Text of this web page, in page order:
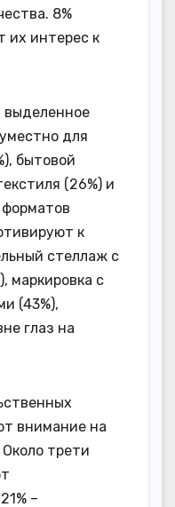
8%
их интерес к
для
бытовой
(26%) и
к
стеллаж с
маркировка с
(43%),
глаз на
внимание на
трети
–